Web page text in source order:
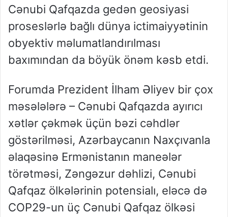
Cənubi Qafqazda gedən geosiyasi
proseslərlə bağlı dünya ictimaiyyətinin
obyektiv məlumatlandırılması
baxımından da böyük önəm kəsb etdi.
Forumda Prezident İlham Əliyev bir çox
məsələlərə – Cənubi Qafqazda ayırıcı
xətlər çəkmək üçün bəzi cəhdlər
göstərilməsi, Azərbaycanın Naxçıvanla
əlaqəsinə Ermənistanın maneələr
törətməsi, Zəngəzur dəhlizi, Cənubi
Qafqaz ölkələrinin potensialı, eləcə də
COP29-un üç Cənubi Qafqaz ölkəsi